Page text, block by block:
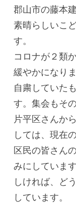
郡山市の藤本
素晴らしいこ
す。
コロナが２類
緩やかになり
自粛していた
す。集会もそ
片平区さんか
しては、現在
区民の皆さん
みにしていま
しければ、ど
しています。